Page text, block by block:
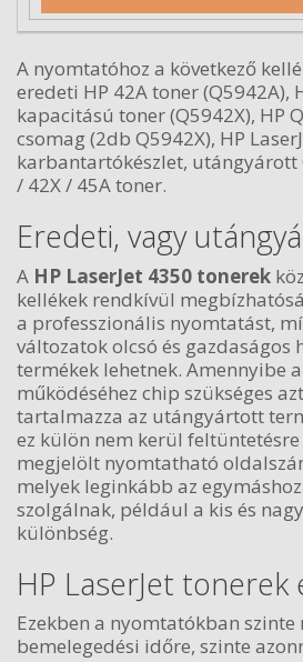
A nyomtatóhoz a következő
eredeti HP 42A toner (Q5942A),
kapacitású toner (Q5942X), HP
csomag (2db Q5942X), HP
karbantartókészlet, utángyárott
/ 42X / 45A toner.
Eredeti, vagy
A HP LaserJet 4350 tonerek
kellékek rendkívül
a professzionális nyomtatást,
változatok olcsó és gazdaságos
termékek lehetnek. Amennyibe
működéséhez chip szükséges
tartalmazza az utángyártott
ez külön nem kerül feltüntetésre
megjelölt nyomtatható
melyek leginkább az
szolgálnak, például a kis és
különbség.
HP LaserJet tonerek
Ezekben a nyomtatókban szinte
bemelegedési időre, szinte